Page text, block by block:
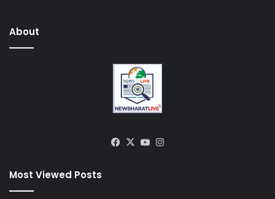
About
Facebook
X YouTube
Most Viewed Posts